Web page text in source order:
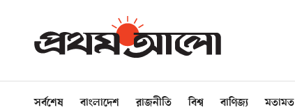
সর্বশেষ বাংলাদেশ রাজনীতি বিশ্ব বাণিজ্য মতামত